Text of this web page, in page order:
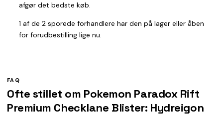
afgør det bedste køb.
1 af de 2 sporede forhandlere har den på lager eller åben
for forudbestilling lige nu.
FAQ
Ofte stillet om Pokemon Paradox Rift
Premium Checklane Blister: Hydreigon